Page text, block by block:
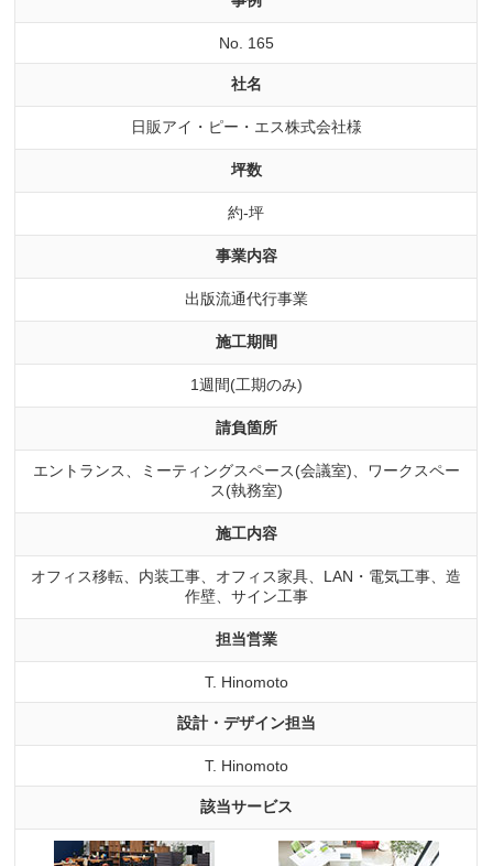
No. 165
社名
日販アイ・ピー・エス株式会社様
坪数
約-坪
事業内容
出版流通代行事業
施工期間
1週間(工期のみ)
請負箇所
エントランス、ミーティングスペース(会議室)、ワークスペー
ス(執務室)
施工内容
オフィス移転、内装工事、オフィス家具、LAN・電気工事、造
作壁、サイン工事
担当営業
T. Hinomoto
設計・デザイン担当
T. Hinomoto
該当サービス